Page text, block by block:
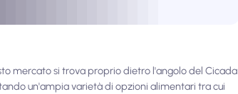
mercato si trova proprio dietro l'angolo del Cicada
un'ampia varietà di opzioni alimentari tra cui